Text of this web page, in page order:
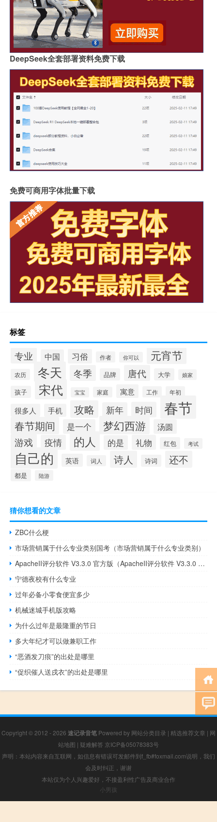
DeepSeek全套部署资料免费下载
免费可商用字体批量下载
标签
专业 中国 习俗 作者 你可以 元宵节
农历 冬天 冬季 品牌 唐代 大学 娘家
孩子 宋代 宝宝 家庭 寓意 工作 年初
很多人 手机 攻略 新年 时间 春节
春节期间 是一个 梦幻西游 汤圆
游戏 疫情 的人 的是 礼物 红包 考试
自己的 英语 词人 诗人 诗词 还不
都是 陆游
猜你想看的文章
ZBC什么梗
市场营销属于什么专业类别国考（市场营销属于什么专业类别）
ApacheII评分软件 V3.3.0 官方版（ApacheII评分软件 V3.3.0 官方版功能简介）
宁德夜校有什么专业
过年必备小零食便宜多少
机械迷城手机版攻略
为什么过年是最隆重的节日
多大年纪才可以做兼职工作
“恶酒发刀痕”的出处是哪里
“促织催人送戌衣”的出处是哪里
Copyright © 2012 - 2026 速记录音笔 Powered by 网站分类目录 | 精选推荐文章 | 网
站地图 | 疑难解答 京ICP备05078383号
声明：本站内容来自互联网，如信息有错误可发邮件到f_fb#foxmail.com说明，我们
会及时纠正，谢谢
本站仅为个人兴趣爱好，不接盈利性广告及商业合作
小男孩